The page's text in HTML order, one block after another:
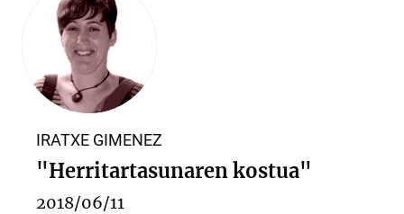
IRATXE GIMENEZ
"Herritartasunaren kostua"
2018/06/11